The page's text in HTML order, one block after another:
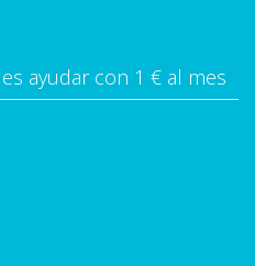
ayudar con 1 € al mes